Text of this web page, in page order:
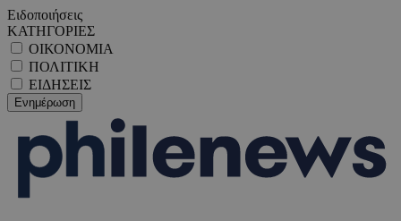
Ειδοποιήσεις
ΚΑΤΗΓΟΡΙΕΣ
ΟΙΚΟΝΟΜΙΑ
ΠΟΛΙΤΙΚΗ
ΕΙΔΗΣΕΙΣ